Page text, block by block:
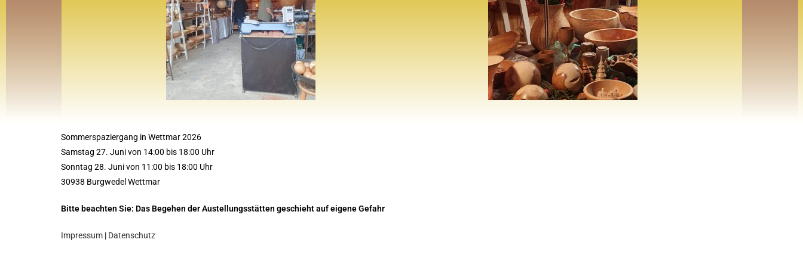
Sommerspaziergang in Wettmar 2026
Samstag 27. Juni von 14:00 bis 18:00 Uhr
Sonntag 28. Juni von 11:00 bis 18:00 Uhr
30938 Burgwedel Wettmar
Bitte beachten Sie: Das Begehen der Austellungsstätten geschieht auf eigene Gefahr
Impressum | Datenschutz